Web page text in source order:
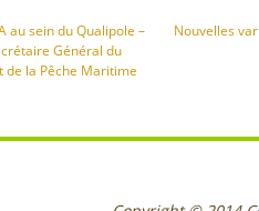
au sein du Qualipole –
Général du
de la Pêche Maritime
Nouvelles